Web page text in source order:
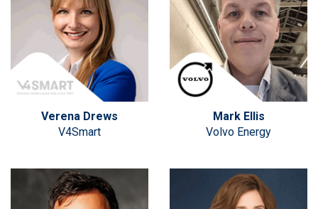
Verena Drews
V4Smart
Mark Ellis
Volvo Energy